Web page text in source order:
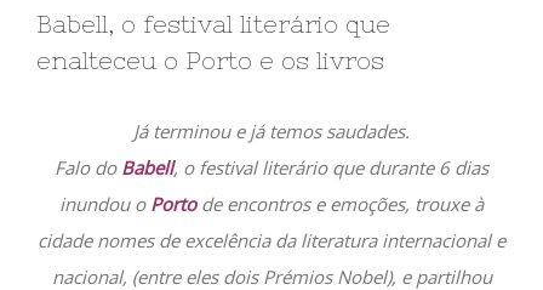
Babell, o festival literário que
enalteceu o Porto e os livros
Já terminou e já temos saudades.
Falo do Babell, o festival literário que durante 6 dias
inundou o Portode encontros e emoções, trouxe à
cidade nomes de excelência da literatura internacional e
nacional, (entre eles dois Prémios Nobel), e partilhou